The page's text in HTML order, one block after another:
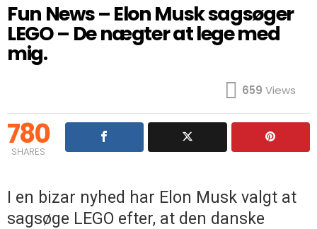
Fun News – Elon Musk sagsøger
LEGO – De nægter at lege med
mig.
659 Views
780
SHARES
I en bizar nyhed har Elon Musk valgt at
sagsøge LEGO efter, at den danske